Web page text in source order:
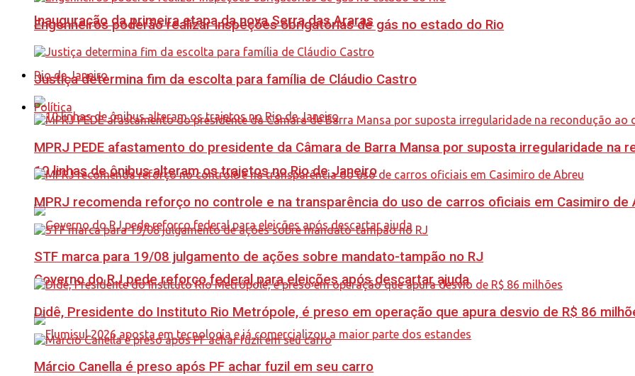
Inauguração da primeira etapa da nova Serra das Araras
Rio de Janeiro
10 linhas de ônibus alteram os trajetos no Rio de Janeiro
Governo do RJ pede reforço federal para eleições após descartar ajuda
Engenheiros poderão realizar inspeções obrigatórias de gás no estado do Rio
Justiça determina fim da escolta para família de Cláudio Castro
Política
MPRJ PEDE afastamento do presidente da Câmara de Barra Mansa por suposta irregularidade na
MPRJ recomenda reforço no controle e na transparência do uso de carros oficiais em Casimiro de
STF marca para 19/08 julgamento de ações sobre mandato-tampão no RJ
Didê, Presidente do Instituto Rio Metrópole, é preso em operação que apura desvio de R$ 86
Márcio Canella é preso após PF achar fuzil em seu carro